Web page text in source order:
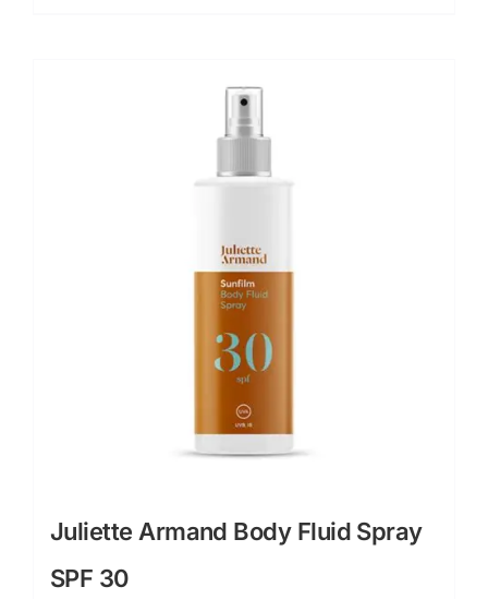
Juliette Armand Body Fluid Spray
SPF 30